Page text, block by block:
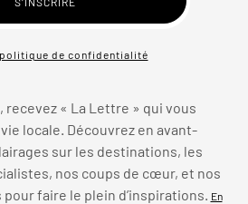
de confidentialité
recevez « La Lettre » qui vous
locale. Découvrez en avant-
sur les destinations, les
nos coups de cœur, et nos
faire le plein d’inspirations.
En